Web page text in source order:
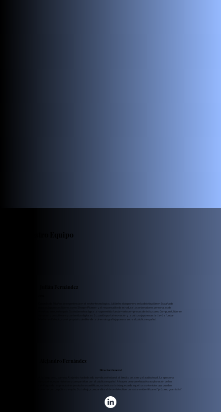
Nuestro Equipo
Julián Fernández
Con más de 40 años de experiencia en el sector tecnológico, Julián ha sido pionero en la distribución en España de
marcas japonesas líderes como Sharp y Pioneer, y el responsable de introducir los ordenadores personales de
Amstrad en nuestro país. Su visión estratégica le ha permitido fundar varias empresas de éxito, como Compunet, líder en
desarrollo de software y contenidos digitales. Su pasión por la innovación y la cultura japonesas le llevó a fundar
Mediatres Estudio, con el propósito de difundir la cinematografía japonesa entre el público español.
Alejandro Fernández
Director General
A lo largo de su carrera, Alejandro ha dedicado su vida profesional al ámbito del cine y el audiovisual. Le apasiona
descubrir nuevas historias y compartirlas con el público español. A través de una exhaustiva exploración de los
catálogos de las principales productoras asiáticas, se dedica a la búsqueda de aquellos contenidos que puedan
conectar con un público amplio. Su trabajo, comparable al de un detective, consiste en identificar el “próximo gran éxito”.